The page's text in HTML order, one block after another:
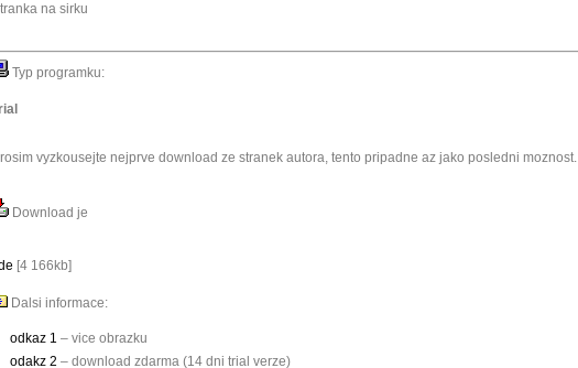
na sirku
Typ programku:
vyzkousejte nejprve download ze stranek autora, tento pripadne az jako posledni moznost.
Download je
[4 166kb]
Dalsi informace:
odkaz 1 – vice obrazku
odakz 2 – download zdarma (14 dni trial verze)